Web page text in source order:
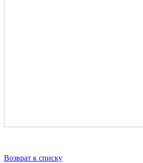
Возврат к списку